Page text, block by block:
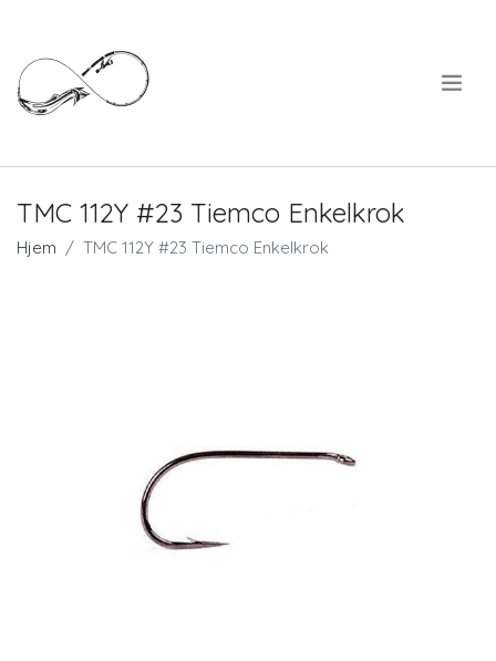
TMC 112Y #23 Tiemco Enkelkrok
Hjem TMC 112Y #23 Tiemco Enkelkrok